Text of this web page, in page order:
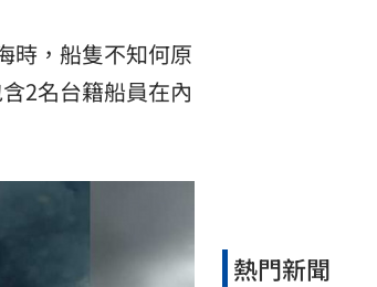
時，船隻不知何原
2名台籍船員在內
熱門新聞